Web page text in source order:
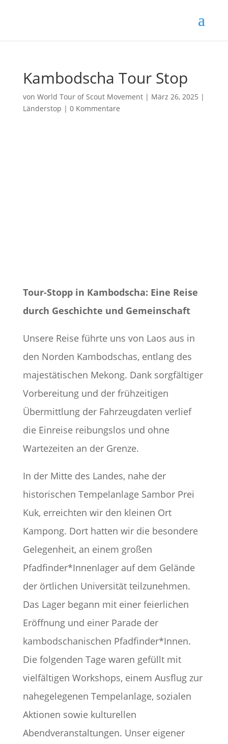
Kambodscha Tour Stop
von World Tour of Scout Movement| März 26, 2025 |
Länderstop | 0 Kommentare
Tour-Stopp in Kambodscha: Eine Reise
durch Geschichte und Gemeinschaft
Unsere Reise führte uns von Laos aus in
den Norden Kambodschas, entlang des
majestätischen Mekong. Dank sorgfältiger
Vorbereitung und der frühzeitigen
Übermittlung der Fahrzeugdaten verlief
die Einreise reibungslos und ohne
Wartezeiten an der Grenze.
In der Mitte des Landes, nahe der
historischen Tempelanlage Sambor Prei
Kuk, erreichten wir den kleinen Ort
Kampong. Dort hatten wir die besondere
Gelegenheit, an einem großen
Pfadfinder*Innenlager auf dem Gelände
der örtlichen Universität teilzunehmen.
Das Lager begann mit einer feierlichen
Eröffnung und einer Parade der
kambodschanischen Pfadfinder*Innen.
Die folgenden Tage waren gefüllt mit
vielfältigen Workshops, einem Ausflug zur
nahegelegenen Tempelanlage, sozialen
Aktionen sowie kulturellen
Abendveranstaltungen. Unser eigener